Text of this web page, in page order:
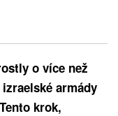
o více než
armády
krok,